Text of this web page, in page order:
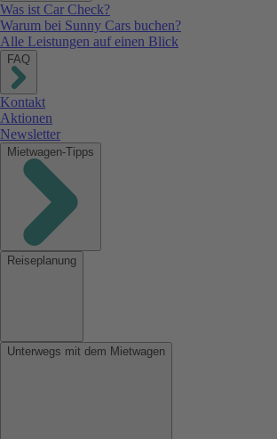
Was ist Car Check?
Warum bei Sunny Cars buchen?
Alle Leistungen auf einen Blick
FAQ
Kontakt
Aktionen
Newsletter
Mietwagen-Tipps
Reiseplanung
Unterwegs mit dem Mietwagen